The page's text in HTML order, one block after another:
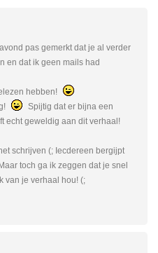
pas gemerkt dat je al verder
en dat ik geen mails had
hebben!
Spijtig dat er bijna een
echt geweldig aan dit verhaal!
schrijven (; Iecdereen bergijpt
toch ga ik zeggen dat je snel
van je verhaal hou! (;